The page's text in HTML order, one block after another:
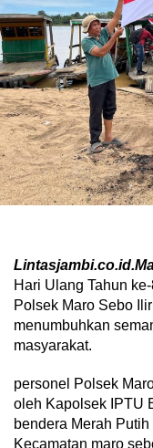
Hari Ulang Tahun
Polsek Maro Sebo
menumbuhkan
masyarakat.
personel Polsek
oleh Kapolsek IPTU
bendera Merah
Kecamatan maro